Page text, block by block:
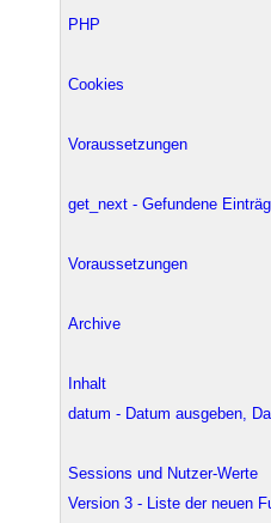
PHP
Cookies
Voraussetzungen
get_next - Gefundene
Voraussetzungen
Archive
Inhalt
datum - Datum ausgeben,
Sessions und Nutzer-Werte
Version 3 - Liste der neuen